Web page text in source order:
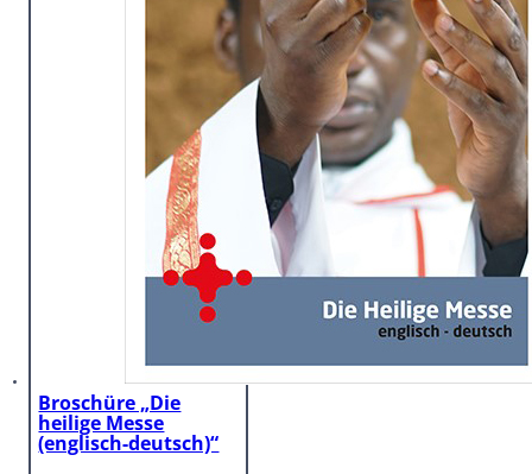
Broschüre „Die
heilige Messe
(englisch-deutsch)“